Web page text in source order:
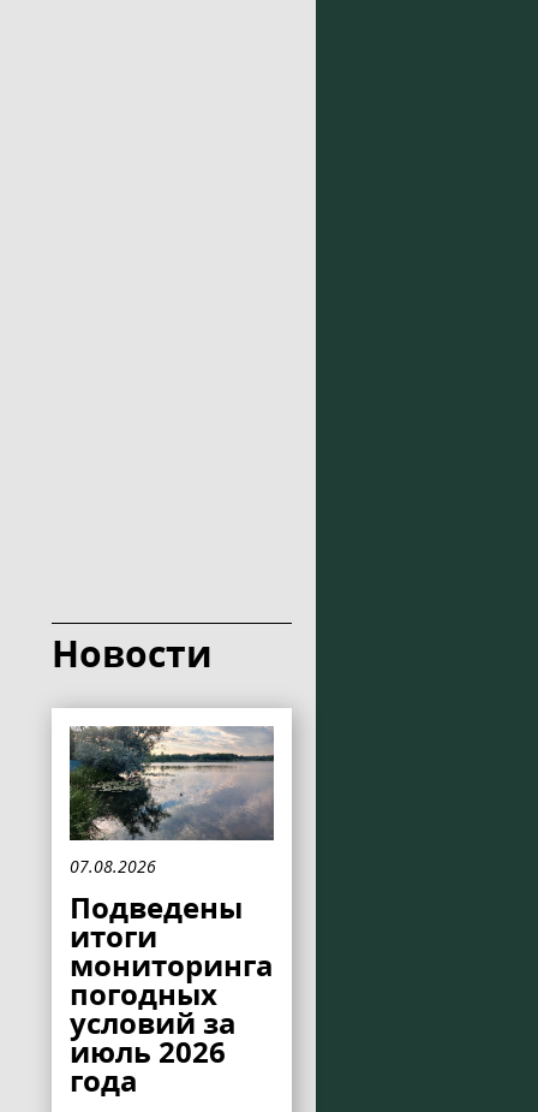
Новости
07.08.2026
Подведены
итоги
мониторинга
погодных
условий за
июль 2026
года